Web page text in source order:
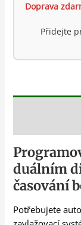
Doprava
Přidejte
duálním
časování
Potřebujete